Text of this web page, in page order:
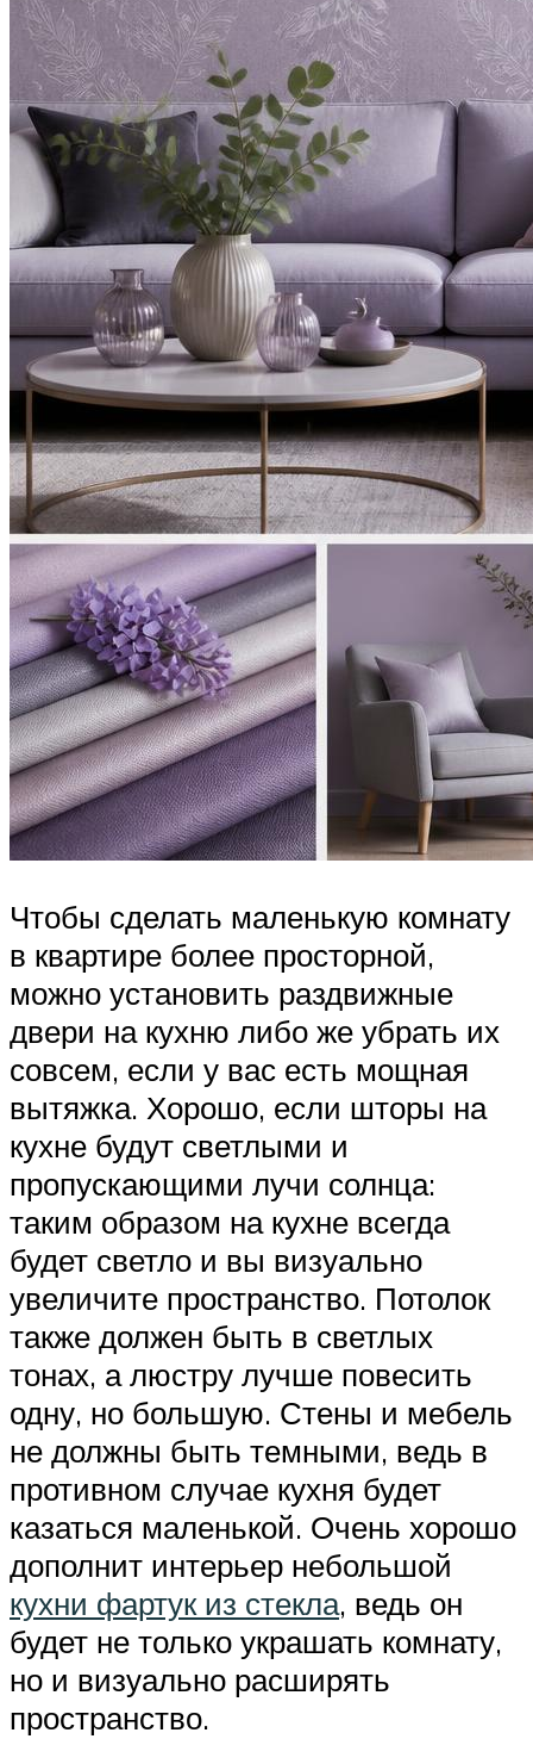
Чтобы сделать маленькую комнату
в квартире более просторной,
можно установить раздвижные
двери на кухню либо же убрать их
совсем, если у вас есть мощная
вытяжка. Хорошо, если шторы на
кухне будут светлыми и
пропускающими лучи солнца:
таким образом на кухне всегда
будет светло и вы визуально
увеличите пространство. Потолок
также должен быть в светлых
тонах, а люстру лучше повесить
одну, но большую. Стены и мебель
не должны быть темными, ведь в
противном случае кухня будет
казаться маленькой. Очень хорошо
дополнит интерьер небольшой
кухни фартук из стекла, ведь он
будет не только украшать комнату,
но и визуально расширять
пространство.